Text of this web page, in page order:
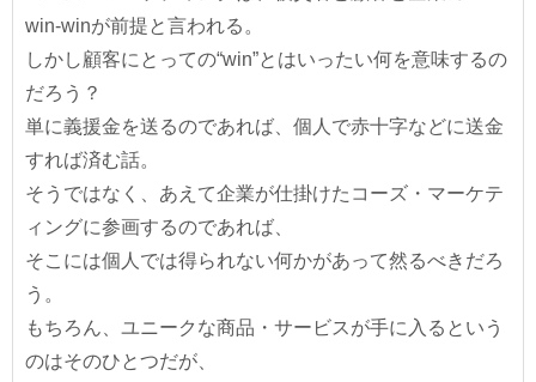
win-winが前提と言われる。
しかし顧客にとっての“win”とはいったい何を意味するの
だろう？
単に義援金を送るのであれば、個人で赤十字などに送金
すれば済む話。
そうではなく、あえて企業が仕掛けたコーズ・マーケテ
ィングに参画するのであれば、
そこには個人では得られない何かがあって然るべきだろ
う。
もちろん、ユニークな商品・サービスが手に入るという
のはそのひとつだが、